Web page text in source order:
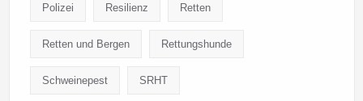
Polizei Resilienz Retten
Retten und Bergen Rettungshunde
Schweinepest SRHT